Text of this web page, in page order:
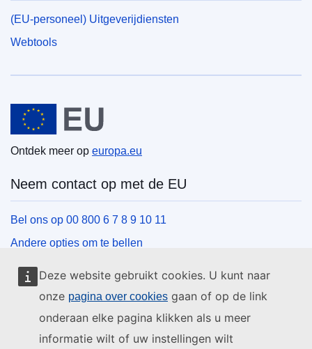
Deze website gebruikt cookies. U kunt naar
onze pagina over cookies gaan of op de link
onderaan elke pagina klikken als u meer
informatie wilt of uw instellingen wilt
(EU-personeel) Uitgeverijdiensten
Webtools
Europese Unie
Ontdek meer op europa.eu
Neem contact op met de EU
Bel ons op 00 800 6 7 8 9 10 11
Andere opties om te bellen
Schrijf ons via het contactformulier
Ontmoet ons in een van de EU-centra